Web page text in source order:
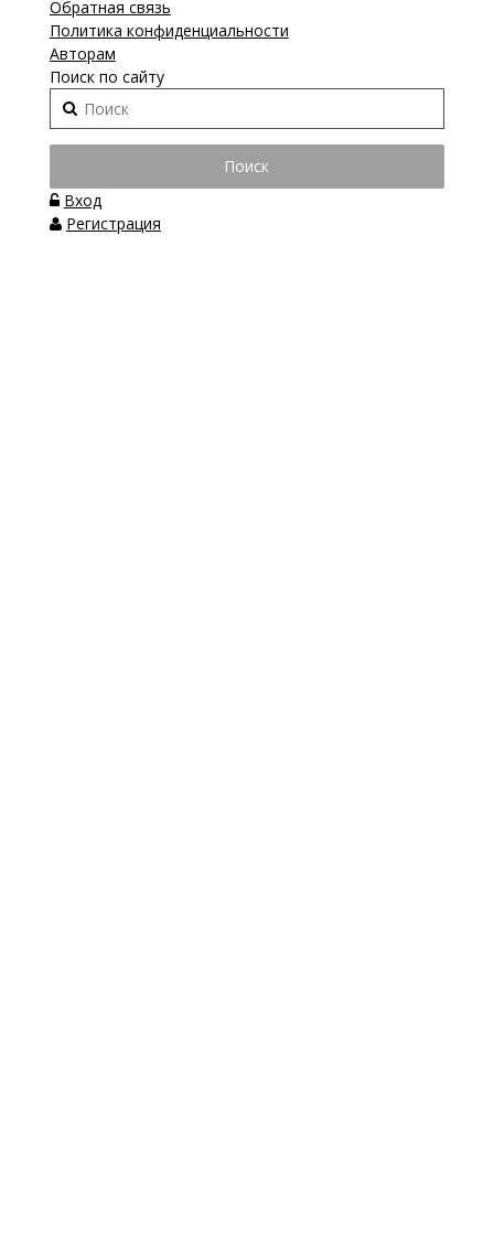
Обратная связь
Политика конфиденциальности
Авторам
Поиск по сайту
Вход
Регистрация